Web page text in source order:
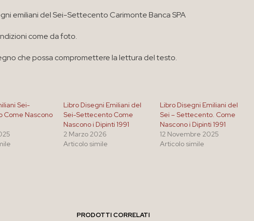
emiliani del Sei-Settecento Carimonte Banca SPA
come da foto.
che possa compromettere la lettura del testo.
Sei-
Come Nascono
Libro Disegni Emiliani del
Sei-Settecento Come
Nascono i Dipinti 1991
2 Marzo 2026
Articolo simile
Libro Disegni Emiliani del
Sei – Settecento. Come
Nascono i Dipinti 1991
12 Novembre 2025
Articolo simile
PRODOTTI CORRELATI